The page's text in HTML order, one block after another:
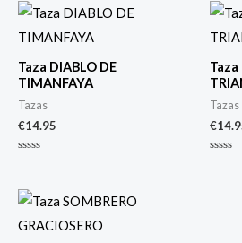
Taza DIABLO DE
TIMANFAYA
Tazas
€14.95
de
5
Taza
Tazas
€